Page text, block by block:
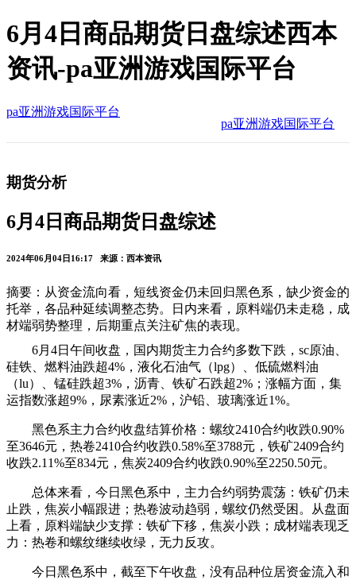
6月4日商品期货日盘综述西本
资讯-pa亚洲游戏国际平台
pa亚洲游戏国际平台
pa亚洲游戏国际平台
期货分析
6月4日商品期货日盘综述
2024年06月04日16:17 来源：西本资讯
摘要：从资金流向看，短线资金仍未回归黑色系，缺少资金的
托举，各品种延续调整态势。日内来看，原料端仍未走稳，成
材端弱势整理，后期重点关注矿焦的表现。
6月4日午间收盘，国内期货主力合约多数下跌，sc原油、
硅铁、燃料油跌超4%，液化石油气（lpg）、低硫燃料油
（lu）、锰硅跌超3%，沥青、铁矿石跌超2%；涨幅方面，集
运指数涨超9%，尿素涨近2%，沪铅、玻璃涨近1%。
黑色系主力合约收盘结算价格：螺纹2410合约收跌0.90%
至3646元，热卷2410合约收跌0.58%至3788元，铁矿2409合约
收跌2.11%至834元，焦炭2409合约收跌0.90%至2250.50元。
总体来看，今日黑色系中，主力合约弱势震荡：铁矿仍未
止跌，焦炭小幅跟进；热卷波动趋弱，螺纹仍然受困。从盘面
上看，原料端缺少支撑：铁矿下移，焦炭小跌；成材端表现乏
力：热卷和螺纹继续收绿，无力反攻。
今日黑色系中，截至下午收盘，没有品种位居资金流入和